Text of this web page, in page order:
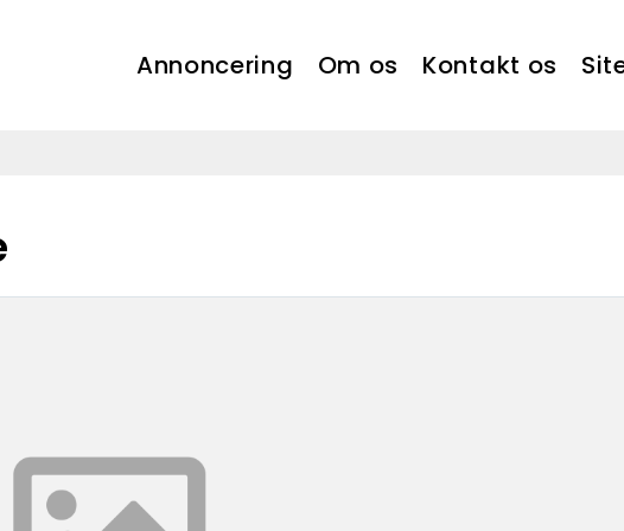
Annoncering Om os Kontakt os